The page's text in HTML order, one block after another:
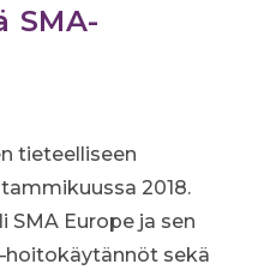
SMA-
tieteelliseen
2018.
SMA Europe ja sen
sekä